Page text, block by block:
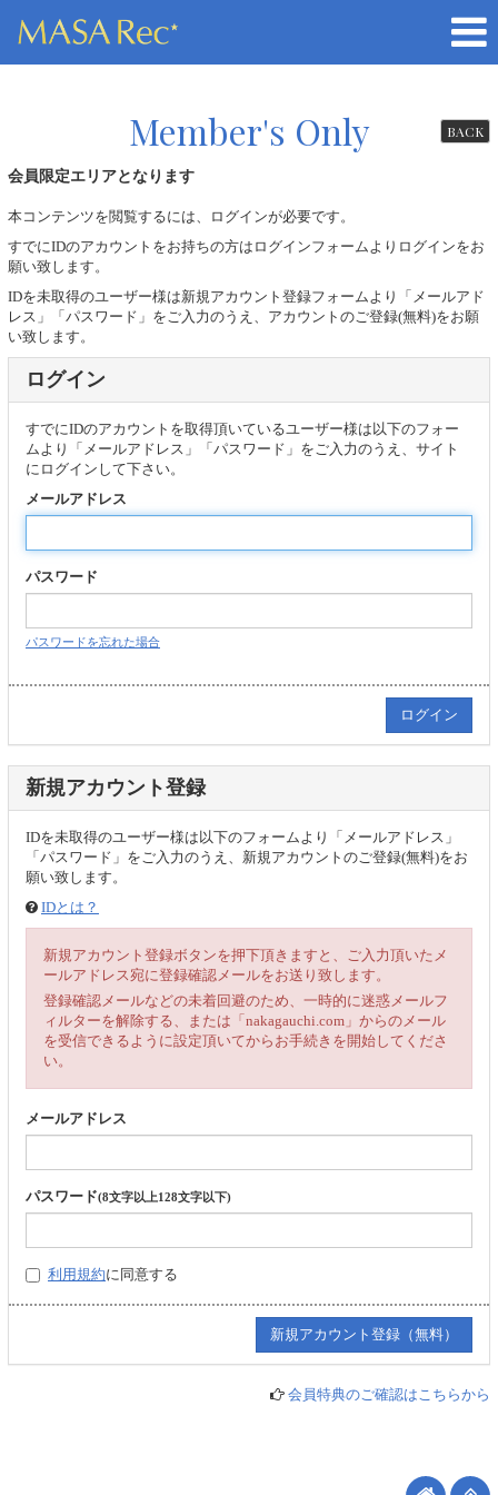
Member's Only BACK
会員限定エリアとなります
本コンテンツを閲覧するには、ログインが必要です。
すでにIDのアカウントをお持ちの方はログインフォームよりログインをお
願い致します。
IDを未取得のユーザー様は新規アカウント登録フォームより「メールアド
レス」「パスワード」をご入力のうえ、アカウントのご登録(無料)をお願
い致します。
ログイン
すでにIDのアカウントを取得頂いているユーザー様は以下のフォー
ムより「メールアドレス」「パスワード」をご入力のうえ、サイト
にログインして下さい。
メールアドレス
パスワード
パスワードを忘れた場合
新規アカウント登録
IDを未取得のユーザー様は以下のフォームより「メールアドレス」
「パスワード」をご入力のうえ、新規アカウントのご登録(無料)をお
願い致します。
IDとは？
新規アカウント登録ボタンを押下頂きますと、ご入力頂いたメ
ールアドレス宛に登録確認メールをお送り致します。
登録確認メールなどの未着回避のため、一時的に迷惑メールフ
ィルターを解除する、または「nakagauchi.com」からのメール
を受信できるように設定頂いてからお手続きを開始してくださ
い。
メールアドレス
パスワード(8文字以上128文字以下)
利用規約に同意する
会員特典のご確認はこちらから